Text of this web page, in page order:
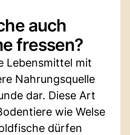
auch
fressen?
Lebensmittel mit
Nahrungsquelle
dar. Diese Art
wie Welse
dürfen